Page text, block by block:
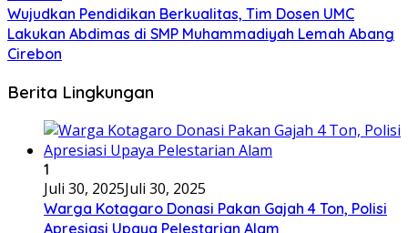
Wujudkan Pendidikan Berkualitas, Tim Dosen UMC
Lakukan Abdimas di SMP Muhammadiyah Lemah Abang
Cirebon
Berita Lingkungan
1
Juli 30, 2025Juli 30, 2025
Warga Kotagaro Donasi Pakan Gajah 4 Ton, Polisi
Apresiasi Upaya Pelestarian Alam